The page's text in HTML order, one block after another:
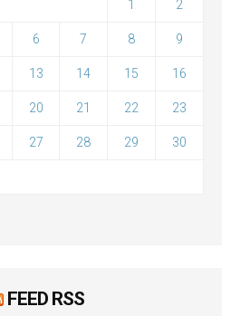
1 2
6 7 8 9
13 14 15 16
20 21 22 23
27 28 29 30
FEED RSS